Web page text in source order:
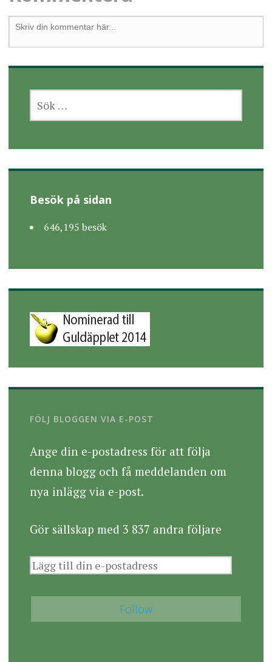
Besök på sidan
646,195 besök
FÖLJ BLOGGEN VIA E-POST
Ange din e-postadress för att följa
denna blogg och få meddelanden om
nya inlägg via e-post.
Gör sällskap med 3 837 andra följare